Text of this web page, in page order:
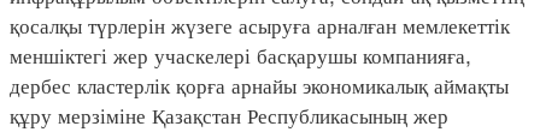
қосалқы түрлерін жүзеге асыруға арналған мемлекеттік
меншіктегі жер учаскелері басқарушы компанияға,
дербес кластерлік қорға арнайы экономикалық аймақты
құру мерзіміне Қазақстан Республикасының жер